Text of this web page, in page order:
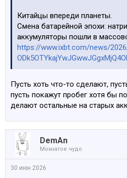
Китайцы впереди планеты.
Смена батарейной эпохи:
аккумуляторы пошли в
https://www.ixbt.com/news/2026/
Пусть хоть что-то сделают,
пусть покажут пробег хотя бы
делают остальные на старых
DemAn
Мохнатое чудо
30 июн 2026